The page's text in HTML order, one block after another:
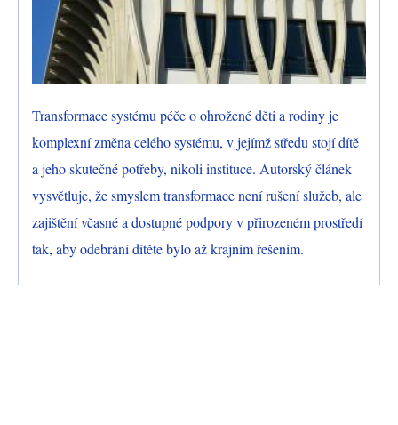
Transformace systému péče o ohrožené děti a rodiny je
komplexní změna celého systému, v jejímž středu stojí dítě
a jeho skutečné potřeby, nikoli instituce. Autorský článek
vysvětluje, že smyslem transformace není rušení služeb, ale
zajištění včasné a dostupné podpory v přirozeném prostředí
tak, aby odebrání dítěte bylo až krajním řešením.